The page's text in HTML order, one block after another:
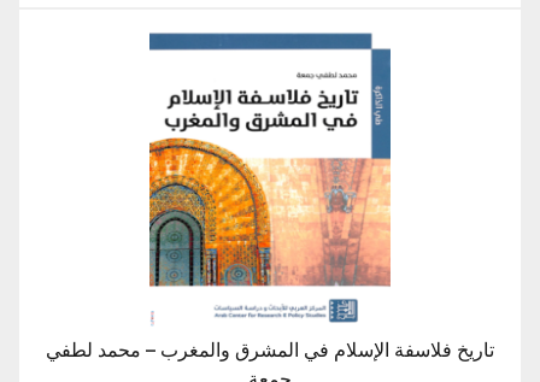
تاريخ فلاسفة الإسلام في المشرق والمغرب – محمد لطفي